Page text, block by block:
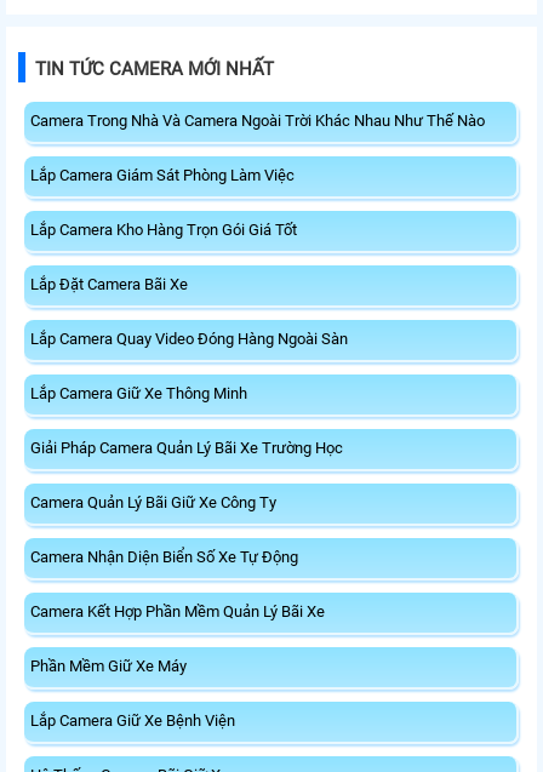
TIN TỨC CAMERA MỚI NHẤT
Camera Trong Nhà Và Camera Ngoài Trời Khác Nhau Như Thế Nào
Lắp Camera Giám Sát Phòng Làm Việc
Lắp Camera Kho Hàng Trọn Gói Giá Tốt
Lắp Đặt Camera Bãi Xe
Lắp Camera Quay Video Đóng Hàng Ngoài Sàn
Lắp Camera Giữ Xe Thông Minh
Giải Pháp Camera Quản Lý Bãi Xe Trường Học
Camera Quản Lý Bãi Giữ Xe Công Ty
Camera Nhận Diện Biển Số Xe Tự Động
Camera Kết Hợp Phần Mềm Quản Lý Bãi Xe
Phần Mềm Giữ Xe Máy
Lắp Camera Giữ Xe Bệnh Viện